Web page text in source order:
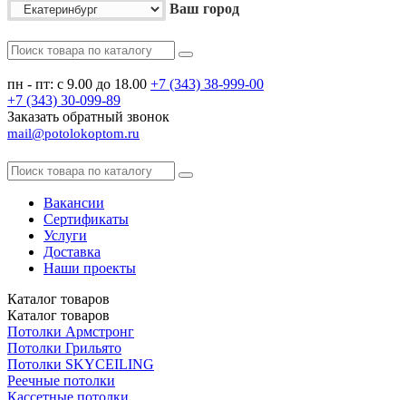
Ваш город
пн - пт: с 9.00 до 18.00 +7 (343) 38-999-00
+7 (343) 30-099-89
Заказать обратный звонок
mail@potolokoptom.ru
Вакансии
Сертификаты
Услуги
Доставка
Наши проекты
Каталог товаров
Каталог товаров
Потолки Армстронг
Потолки Грильято
Потолки SKYCEILING
Реечные потолки
Кассетные потолки